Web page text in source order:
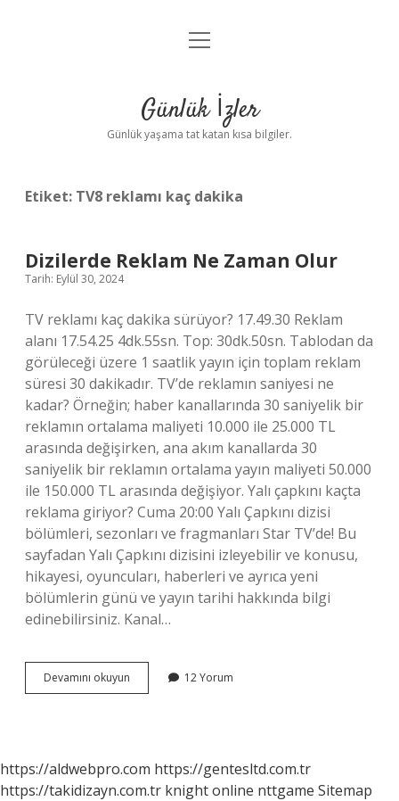
Anasayfa
Yasal Uyarı
menüyü
Günlük İzler
Günlük yaşama tat katan kısa bilgiler.
Etiket: TV8 reklamı kaç dakika
Dizilerde Reklam Ne Zaman Olur
Tarih: Eylül 30, 2024
TV reklamı kaç dakika sürüyor? 17.49.30 Reklam
alanı 17.54.25 4dk.55sn. Top: 30dk.50sn. Tablodan da
görüleceği üzere 1 saatlik yayın için toplam reklam
süresi 30 dakikadır. TV’de reklamın saniyesi ne
kadar? Örneğin; haber kanallarında 30 saniyelik bir
reklamın ortalama maliyeti 10.000 ile 25.000 TL
arasında değişirken, ana akım kanallarda 30
saniyelik bir reklamın ortalama yayın maliyeti 50.000
ile 150.000 TL arasında değişiyor. Yalı çapkını kaçta
reklama giriyor? Cuma 20:00 Yalı Çapkını dizisi
bölümleri, sezonları ve fragmanları Star TV’de! Bu
sayfadan Yalı Çapkını dizisini izleyebilir ve konusu,
hikayesi, oyuncuları, haberleri ve ayrıca yeni
bölümlerin günü ve yayın tarihi hakkında bilgi
edinebilirsiniz. Kanal…
Devamını okuyun Dizilerde
Reklam
12 Yorum
https://aldwebpro.com https://gentesltd.com.tr
https://takidizayn.com.tr knight online nttgame Sitemap